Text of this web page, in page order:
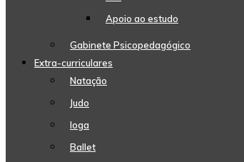
Apoio ao estudo
Gabinete Psicopedagógico
Extra-curriculares
Natação
Judo
Ioga
Ballet